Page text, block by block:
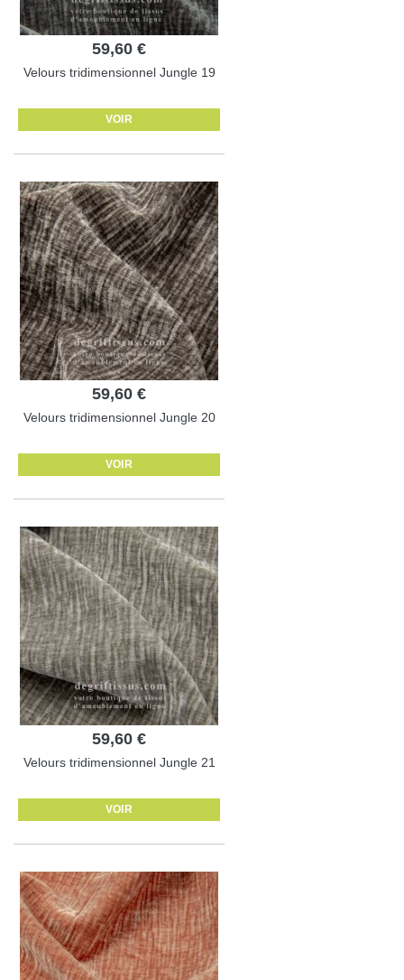
59,60 €
Velours tridimensionnel Jungle 19
VOIR
59,60 €
Velours tridimensionnel Jungle 20
VOIR
59,60 €
Velours tridimensionnel Jungle 21
VOIR